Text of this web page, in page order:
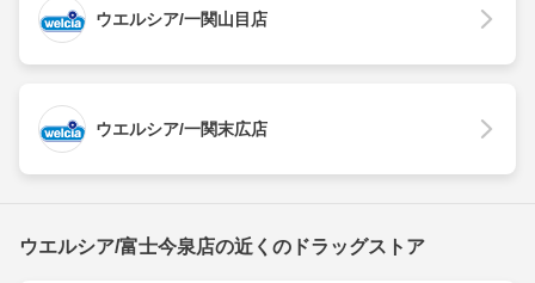
ウエルシア/一関山目店
ウエルシア/一関末広店
ウエルシア/富士今泉店の近くのドラッグストア